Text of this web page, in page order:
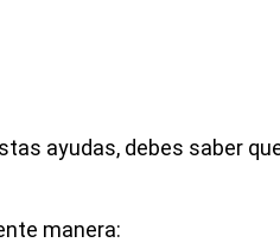
ayudas, debes saber
manera: